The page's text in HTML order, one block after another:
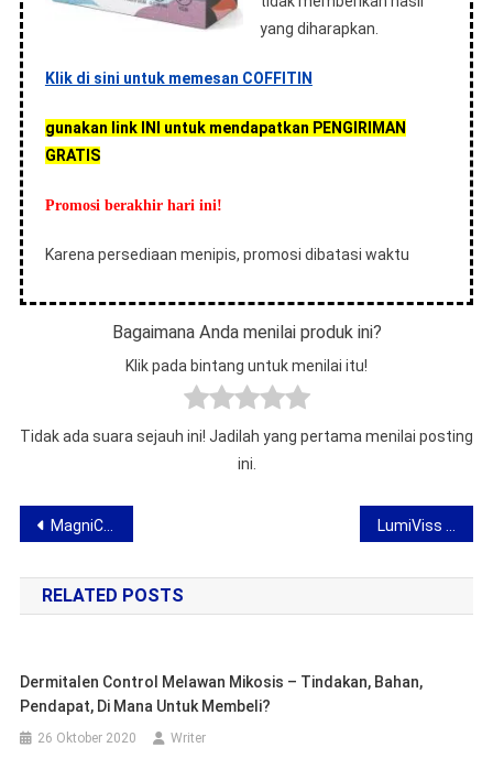
yang diharapkan.
Klik di sini untuk memesan COFFITIN
gunakan link INI untuk mendapatkan PENGIRIMAN
GRATIS
Promosi berakhir hari ini!
Karena persediaan menipis, promosi dibatasi waktu
Bagaimana Anda menilai produk ini?
Klik pada bintang untuk menilai itu!
Tidak ada suara sejauh ini! Jadilah yang pertama menilai posting
ini.
Navigasi
pos
MagniCharm Bracelet – opini tentang gelang pro-kesehatan
RELATED POSTS
Dermitalen Control Melawan Mikosis – Tindakan, Bahan,
Pendapat, Di Mana Untuk Membeli?
26 Oktober 2020 Writer